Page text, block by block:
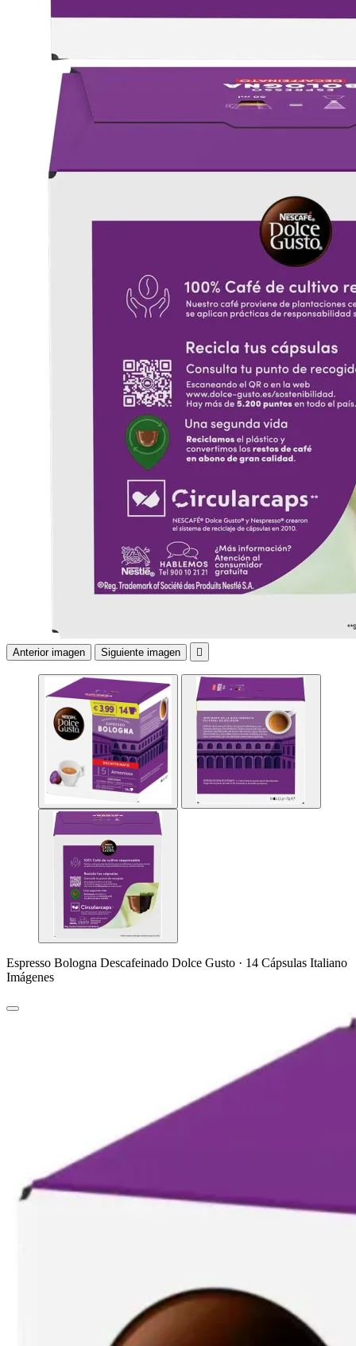
Anterior imagen Siguiente imagen 
Espresso Bologna Descafeinado Dolce Gusto · 14 Cápsulas Italiano
Imágenes